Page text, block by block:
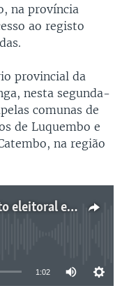
na província
ao registo
provincial da
nesta segunda-
comunas de
de Luquembo e
na região
Milhares de pessoas sem registo eleitoral em Malanje, diz UNITA - 1:02
available
1:02